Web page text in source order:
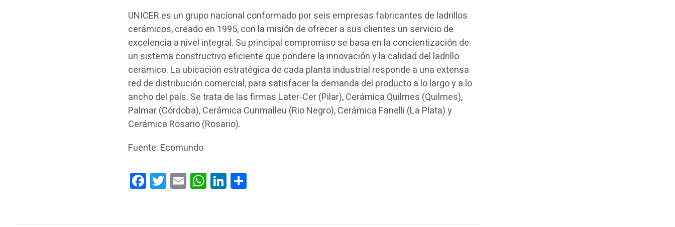
UNICER es un grupo nacional conformado por seis empresas fabricantes de ladrillos
cerámicos, creado en 1995, con la misión de ofrecer a sus clientes un servicio de
excelencia a nivel integral. Su principal compromiso se basa en la concientización de
un sistema constructivo eficiente que pondere la innovación y la calidad del ladrillo
cerámico. La ubicación estratégica de cada planta industrial responde a una extensa
red de distribución comercial, para satisfacer la demanda del producto a lo largo y a lo
ancho del país. Se trata de las firmas Later-Cer (Pilar), Cerámica Quilmes (Quilmes),
Palmar (Córdoba), Cerámica Cunmalleu (Rio Negro), Cerámica Fanelli (La Plata) y
Cerámica Rosario (Rosario).
Fuente: Ecomundo
FacebookTwitterEmail WhatsAppLinkedIn